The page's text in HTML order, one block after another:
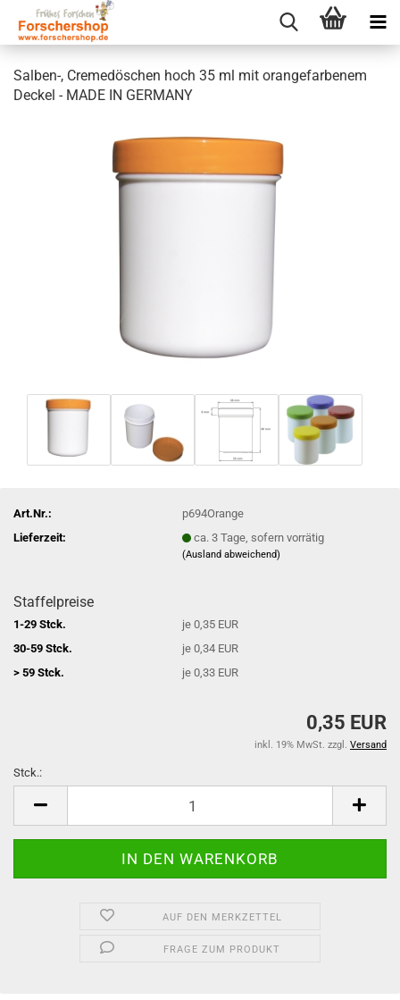
Salben-, Cremedöschen hoch 35 ml mit orangefarbenem
Deckel - MADE IN GERMANY
Art.Nr.:
p694Orange
Lieferzeit:
ca. 3 Tage, sofern vorrätig
(Ausland abweichend)
Staffelpreise
1-29 Stck.
je 0,35 EUR
30-59 Stck.
je 0,34 EUR
> 59 Stck.
je 0,33 EUR
0,35 EUR
inkl. 19% MwSt. zzgl. Versand
Stck.:
AUF DEN MERKZETTEL
FRAGE ZUM PRODUKT